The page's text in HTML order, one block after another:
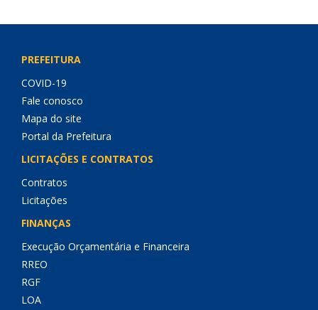
PREFEITURA
COVID-19
Fale conosco
Mapa do site
Portal da Prefeitura
LICITAÇÕES E CONTRATOS
Contratos
Licitações
FINANÇAS
Execução Orçamentária e Financeira
RREO
RGF
LOA